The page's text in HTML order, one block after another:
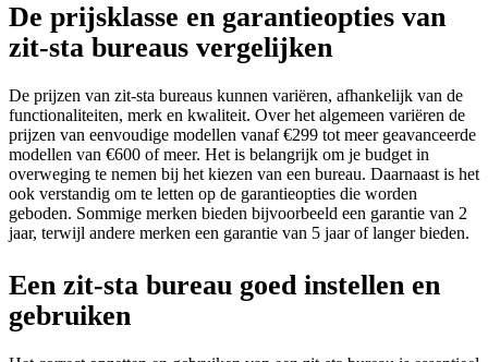
De prijsklasse en garantieopties van
zit-sta bureaus vergelijken
De prijzen van zit-sta bureaus kunnen variëren, afhankelijk van de
functionaliteiten, merk en kwaliteit. Over het algemeen variëren de
prijzen van eenvoudige modellen vanaf €299 tot meer geavanceerde
modellen van €600 of meer. Het is belangrijk om je budget in
overweging te nemen bij het kiezen van een bureau. Daarnaast is het
ook verstandig om te letten op de garantieopties die worden
geboden. Sommige merken bieden bijvoorbeeld een garantie van 2
jaar, terwijl andere merken een garantie van 5 jaar of langer bieden.
Een zit-sta bureau goed instellen en
gebruiken